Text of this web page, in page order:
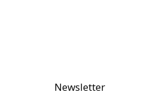
Newsletter